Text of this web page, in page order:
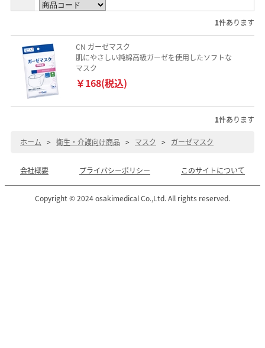
1件あります
CN ガーゼマスク
肌にやさしい純綿高級ガーゼを使用したソフトな
マスク
￥168(税込)
1件あります
ホーム > 衛生・介護向け商品 > マスク > ガーゼマスク
会社概要 プライバシーポリシー このサイトについて
Copyright © 2024 osakimedical Co.,Ltd. All rights reserved.